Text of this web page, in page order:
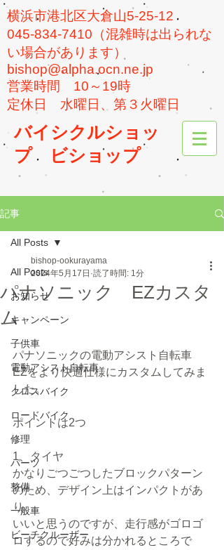
横浜市港北区大倉山5-25-12
045-834-7410（混雑時は出られな
い場合があります）
bishop@alpha.ocn.ne.jp
​営業時間 10～19時
​定休日 水曜日、第３火曜日
バイシクルショッ
プ
ビショップ
記事
All Posts
お知らせ
キャンペーン
子供車
電動アシスト自転車
クロスバイク
ロードバイク
修理
パーツ
整備
一般車
ビーチクルーザー
All Posts
パナソニック EZカスタ
ム
bishop-ookurayama
2024年5月17日 読了時間: 1分
パナソニックの電動アシスト自転車
EZをより快適仕様にカスタムしてみま
した。
ポイントは2つ
1、タイヤ
かなりごつごつしたブロックパターン
のため、デザイン上はインパクトがあ
り
いいと思うのですが、走行感がゴロゴ
ロするので好みは分かれるところで